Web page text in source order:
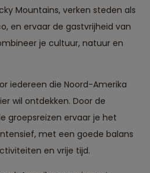
Mountains, verken steden als
en ervaar de gastvrijheid van
je cultuur, natuur en
iedereen die Noord-Amerika
wil ontdekken. Door de
groepsreizen ervaar je het
met een goede balans
en vrije tijd.